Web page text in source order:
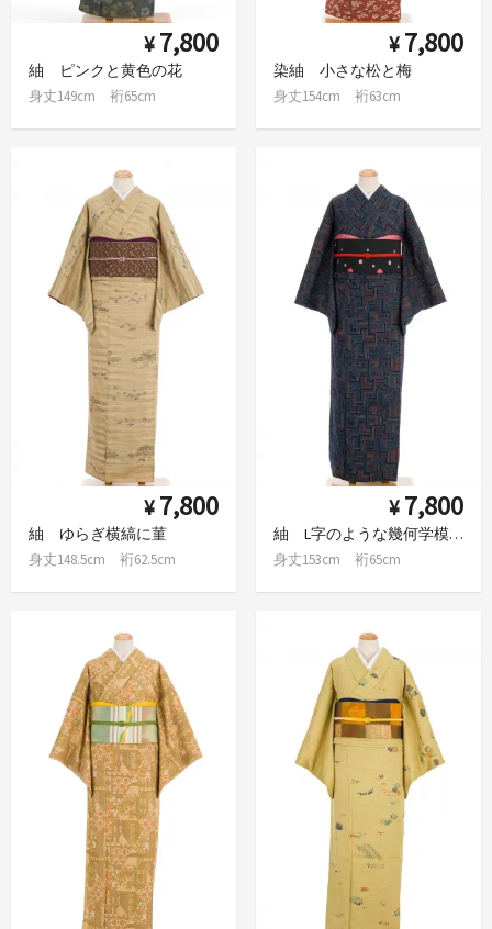
¥ 7,800
紬 ピンクと黄色の花
身丈149cm 裄65cm
¥ 7,800
染紬 小さな松と梅
身丈154cm 裄63cm
¥ 7,800
紬 ゆらぎ横縞に菫
身丈148.5cm 裄62.5cm
¥ 7,800
紬 L字のような幾何学模様
身丈153cm 裄65cm